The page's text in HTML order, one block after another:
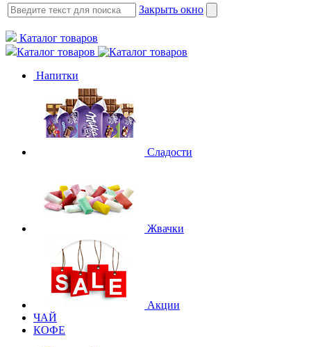
Закрыть окно
Каталог товаров
Каталог товаров
Напитки
Сладости
Жвачки
Акции
ЧАЙ
КОФЕ